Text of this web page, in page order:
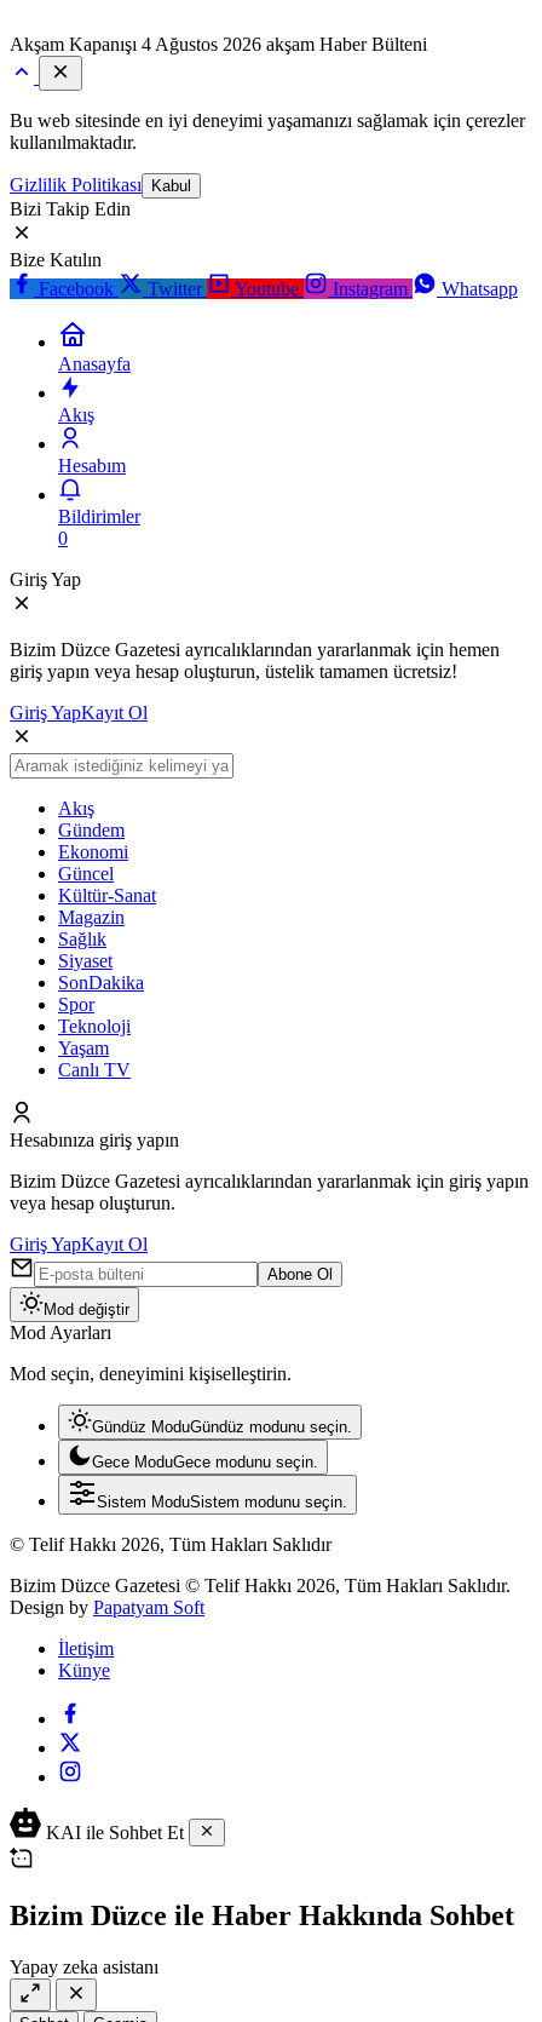
Akşam Kapanışı 4 Ağustos 2026 akşam Haber Bülteni
Bu web sitesinde en iyi deneyimi yaşamanızı sağlamak için çerezler
kullanılmaktadır.
Gizlilik Politikası Kabul
Bizi Takip Edin
Bize Katılın
Facebook
Twitter Youtube Instagram Whatsapp
Anasayfa
Akış
Hesabım
Bildirimler
0
Giriş Yap
Bizim Düzce Gazetesi ayrıcalıklarından yararlanmak için hemen
giriş yapın veya hesap oluşturun, üstelik tamamen ücretsiz!
Giriş YapKayıt Ol
Akış
Gündem
Ekonomi
Güncel
Kültür-Sanat
Magazin
Sağlık
Siyaset
SonDakika
Spor
Teknoloji
Yaşam
Canlı TV
Hesabınıza giriş yapın
Bizim Düzce Gazetesi ayrıcalıklarından yararlanmak için giriş yapın
veya hesap oluşturun.
Giriş YapKayıt Ol
Abone Ol
Mod değiştir
Mod Ayarları
Mod seçin, deneyimini kişiselleştirin.
Gündüz ModuGündüz modunu seçin.
Gece ModuGece modunu seçin.
Sistem ModuSistem modunu seçin.
© Telif Hakkı 2026, Tüm Hakları Saklıdır
Bizim Düzce Gazetesi © Telif Hakkı 2026, Tüm Hakları Saklıdır.
Design by Papatyam Soft
İletişim
Künye
KAI ile Sohbet Et
Bizim Düzce ile Haber Hakkında Sohbet
Yapay zeka asistanı